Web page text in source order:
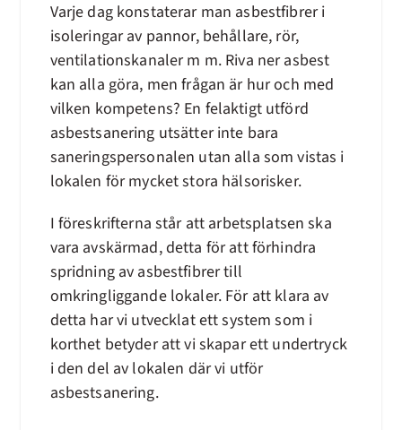
Varje dag konstaterar man asbestfibrer i
isoleringar av pannor, behållare, rör,
ventilationskanaler m m. Riva ner asbest
kan alla göra, men frågan är hur och med
vilken kompetens? En felaktigt utförd
asbestsanering utsätter inte bara
saneringspersonalen utan alla som vistas i
lokalen för mycket stora hälsorisker.
I föreskrifterna står att arbetsplatsen ska
vara avskärmad, detta för att förhindra
spridning av asbestfibrer till
omkringliggande lokaler. För att klara av
detta har vi utvecklat ett system som i
korthet betyder att vi skapar ett undertryck
i den del av lokalen där vi utför
asbestsanering.